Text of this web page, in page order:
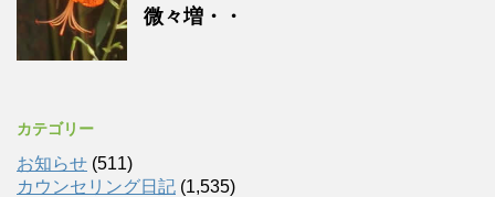
微々増・・
カテゴリー
お知らせ (511)
カウンセリング日記 (1,535)